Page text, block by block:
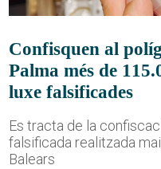
Confisquen al
Palma més de
luxe falsificades
Es tracta de la
falsificada realitzada
Balears